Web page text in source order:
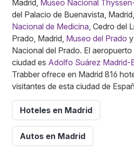
Madrid, Museo Nacional
del Palacio de Buenavista, Madrid,
Nacional de Medicina , Cedro del
Prado, Madrid, Museo del Prado
Nacional del Prado. El
ciudad es Adolfo Suárez Madrid-
Trabber ofrece en Madrid 816
visitantes de esta ciudad de
Hoteles en Madrid
Autos en Madrid